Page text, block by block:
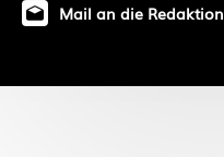
Mail an die Redaktion